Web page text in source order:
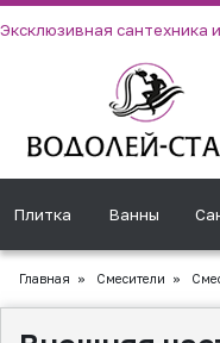
Эксклюзивная сантехника
Плитка Ванны
Главная » Смесители »